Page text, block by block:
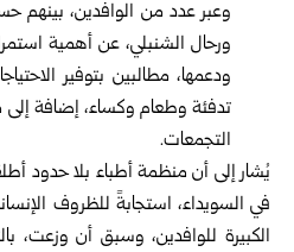
وعبر عدد من الوافدين، بينهم
ورحال الشنبلي، عن أهمية
ودعمها، مطالبين بتوفير
تدفئة وطعام وكساء، إضافة
التجمعات.
يُشار إلى أن منظمة أطباء بلا حدود
في السويداء، استجابةً للظروف
الكبيرة للوافدين، وسبق أن وزعت،